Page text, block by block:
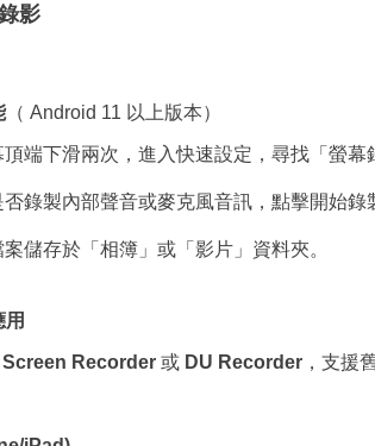
影
（ Android 11 以上版本）
端下滑兩次，進入快速設定，尋找「螢幕
錄製內部聲音或麥克風音訊，點擊開始錄
儲存於「相簿」或「影片」資料夾。
Screen Recorder 或 DU Recorder ，支援